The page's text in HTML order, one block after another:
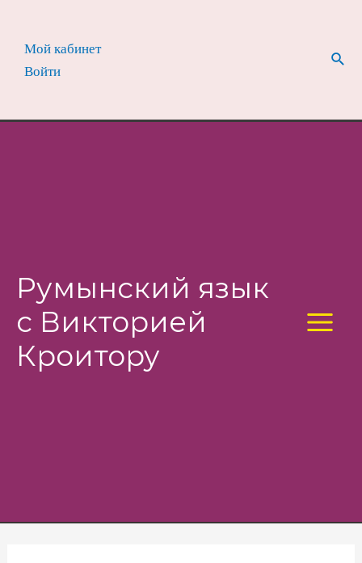
содержимому
Мой кабинет
Войти
Румынский язык
с Викторией
Кроитору
Main